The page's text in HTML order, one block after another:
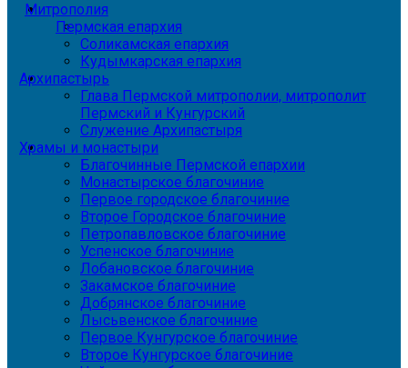
Митрополия
Пермская епархия
Соликамская епархия
Кудымкарская епархия
Архипастырь
Глава Пермской митрополии, митрополит
Пермский и Кунгурский
Служение Архипастыря
Храмы и монастыри
Благочинные Пермской епархии
Монастырское благочиние
Первое городское благочиние
Второе Городское благочиние
Петропавловское благочиние
Успенское благочиние
Лобановское благочиние
Закамское благочиние
Добрянское благочиние
Лысьвенское благочиние
Первое Кунгурское благочиние
Второе Кунгурское благочиние